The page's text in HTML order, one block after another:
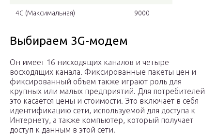
4G (Максимальная) 9000
Выбираем 3G-модем
Он имеет 16 нисходящих каналов и четыре
восходящих канала. Фиксированные пакеты цен и
фиксированный объем также играют роль для
крупных или малых предприятий. Для потребителей
это касается цены и стоимости. Это включает в себя
идентификацию сети, используемой для доступа к
Интернету, а также компьютер, который получает
доступ к данным в этой сети.